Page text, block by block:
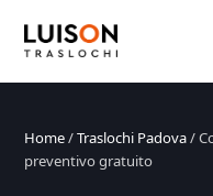
Home/Traslochi Padova/
preventivo gratuito